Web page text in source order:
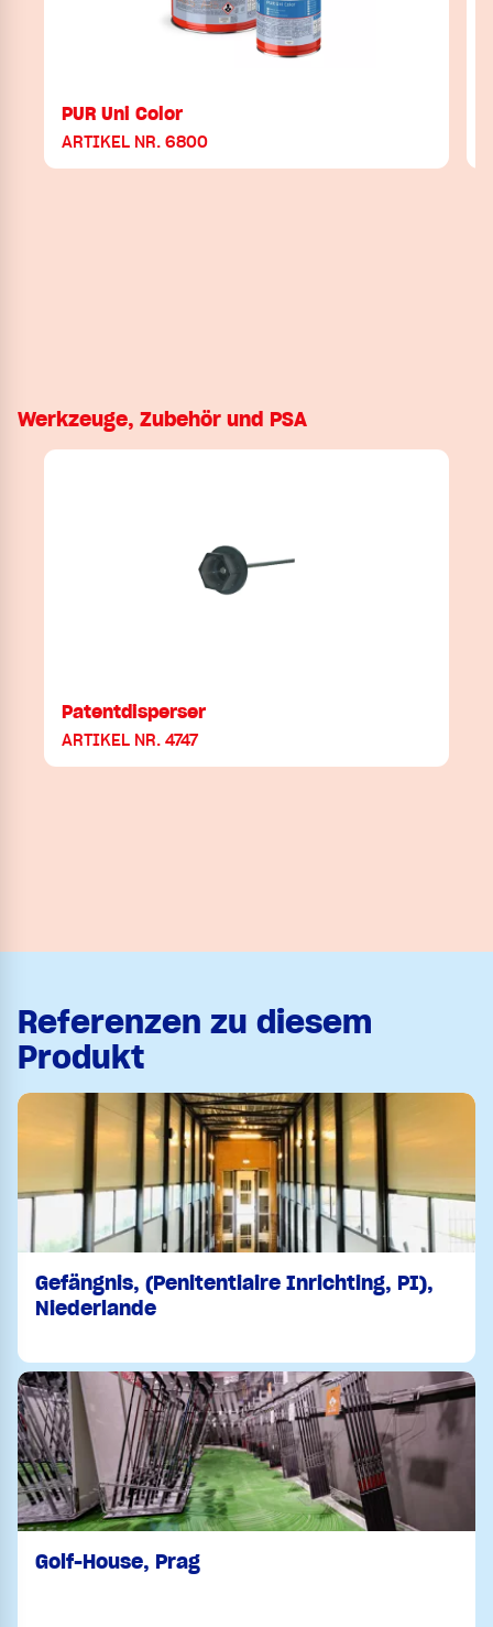
PUR Uni Color
ARTIKEL NR. 6800
Werkzeuge, Zubehör und PSA
Patentdisperser
ARTIKEL NR. 4747
Referenzen zu diesem
Produkt
Gefängnis, (Penitentiaire Inrichting, PI),
Niederlande
Golf-House, Prag